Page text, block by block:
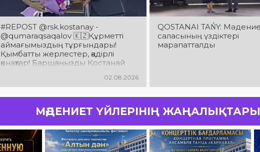
#REPOST @rsk.kostanay -
@qumaraqsaqalov 🇰🇿Құрметті
аймағымыздың тұрғындары!
Қымбатты жерлестер, қадірлі
қонақтар! Баршаңызды Қостанай
мерейтойымен шын жүректен
құттықтаймын!
02.08.2026
QOSTANAI TAŃY:
саласының үздіктері
марапатталды
МӘДЕНИЕТ ҮЙЛЕРІНІҢ ЖАҢАЛЫҚТАРЫ